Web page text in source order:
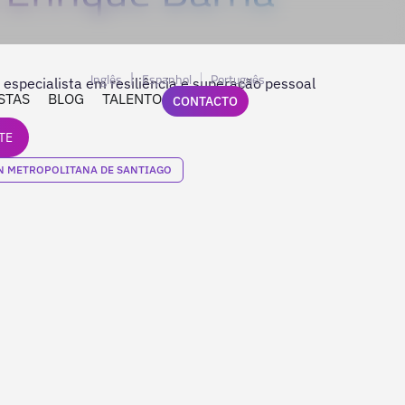
BLOG TALENTO
Inglês Espanhol Português
CONTACTO
em resiliência e superação pessoal
METROPOLITANA DE SANTIAGO